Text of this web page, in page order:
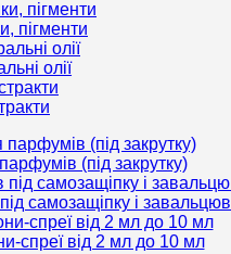
пігменти
олії
(під закрутку)
самозащіпку і
спреї від 2 мл до 10 мл